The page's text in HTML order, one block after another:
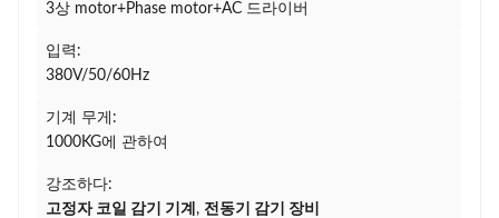
3상 motor+Phase motor+AC 드라이버
입력:
380V/50/60Hz
기계 무게:
1000KG에 관하여
강조하다:
고정자 코일 감기 기계 , 전동기 감기 장비